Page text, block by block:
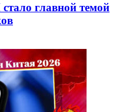
главной темой